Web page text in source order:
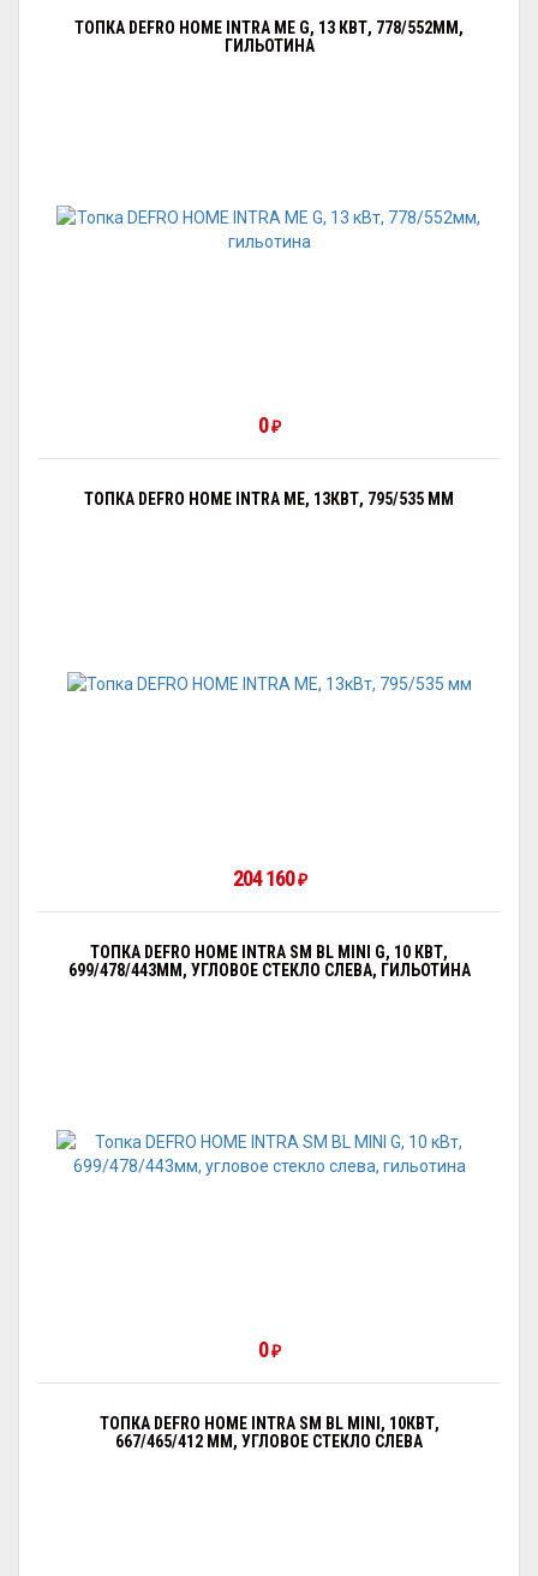
ТОПКА DEFRO HOME INTRA ME G, 13 КВТ, 778/552ММ,
ГИЛЬОТИНА
0₽
ТОПКА DEFRO HOME INTRA ME, 13КВТ, 795/535 ММ
204 160₽
ТОПКА DEFRO HOME INTRA SM BL MINI G, 10 КВТ,
699/478/443ММ, УГЛОВОЕ СТЕКЛО СЛЕВА, ГИЛЬОТИНА
0₽
ТОПКА DEFRO HOME INTRA SM BL MINI, 10КВТ,
667/465/412 ММ, УГЛОВОЕ СТЕКЛО СЛЕВА